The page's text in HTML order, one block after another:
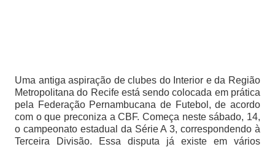
Uma antiga aspiração de clubes do Interior e da Região
Metropolitana do Recife está sendo colocada em prática
pela Federação Pernambucana de Futebol, de acordo
com o que preconiza a CBF. Começa neste sábado, 14,
o campeonato estadual da Série A 3, correspondendo à
Terceira Divisão. Essa disputa já existe em vários